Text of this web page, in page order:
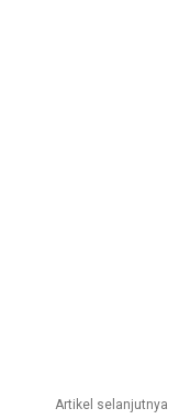
Artikel selanjutnya